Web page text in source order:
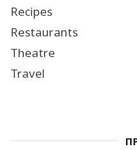
Recipes
Restaurants
Theatre
Travel